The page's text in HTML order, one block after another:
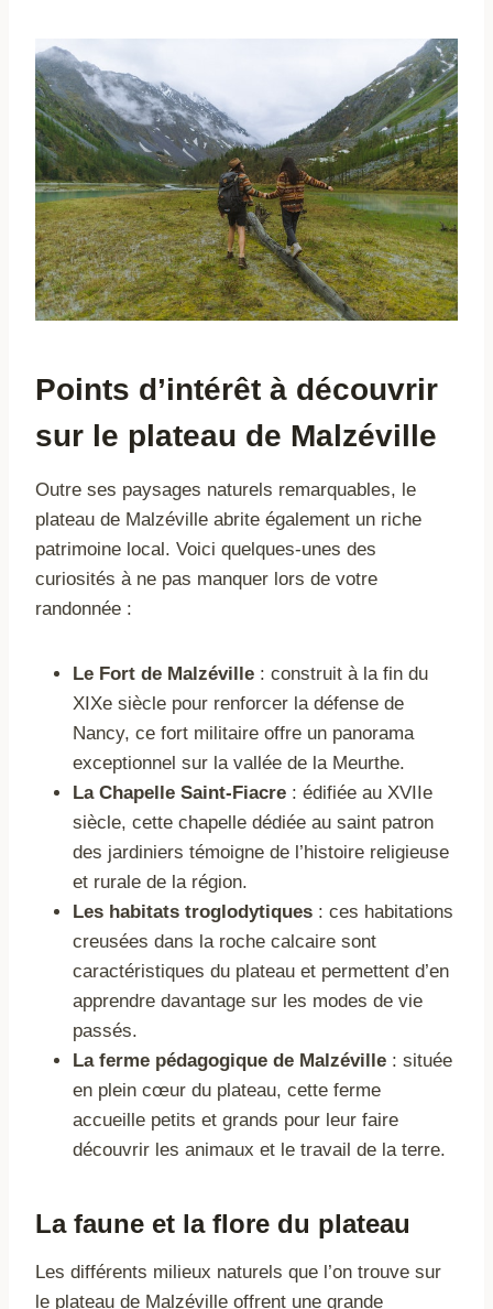
Points d’intérêt à découvrir
sur le plateau de Malzéville
Outre ses paysages naturels remarquables, le
plateau de Malzéville abrite également un riche
patrimoine local. Voici quelques-unes des
curiosités à ne pas manquer lors de votre
randonnée :
Le Fort de Malzéville : construit à la fin du
XIXe siècle pour renforcer la défense de
Nancy, ce fort militaire offre un panorama
exceptionnel sur la vallée de la Meurthe.
La Chapelle Saint-Fiacre : édifiée au XVIIe
siècle, cette chapelle dédiée au saint patron
des jardiniers témoigne de l’histoire religieuse
et rurale de la région.
Les habitats troglodytiques : ces habitations
creusées dans la roche calcaire sont
caractéristiques du plateau et permettent d’en
apprendre davantage sur les modes de vie
passés.
La ferme pédagogique de Malzéville : située
en plein cœur du plateau, cette ferme
accueille petits et grands pour leur faire
découvrir les animaux et le travail de la terre.
La faune et la flore du plateau
Les différents milieux naturels que l’on trouve sur
le plateau de Malzéville offrent une grande